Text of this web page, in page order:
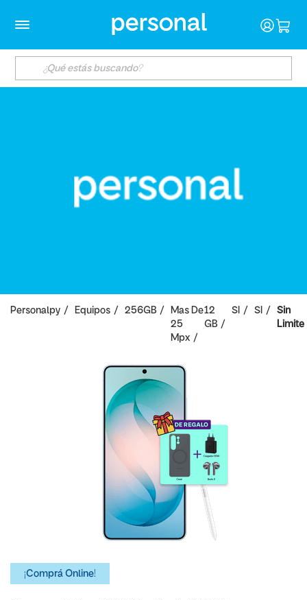
Personalpy Equipos 256GB
Mas De
25
Mpx
12
GB
SI SI
Sin
Limite
¡Comprá Online!